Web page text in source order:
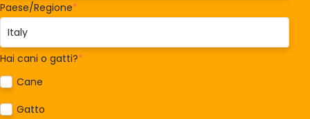
Paese/Regione*
Hai cani o gatti?*
Cane
Gatto